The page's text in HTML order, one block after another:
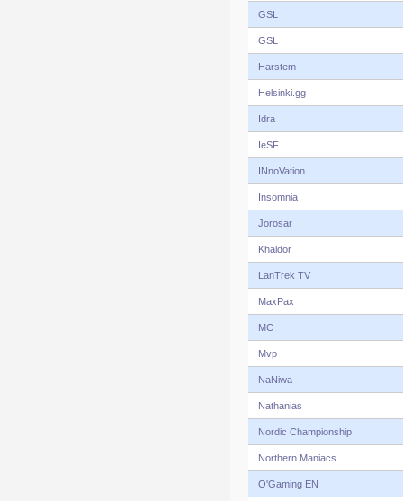
GSL
GSL
Harstem
Helsinki.gg
Idra
IeSF
INnoVation
Insomnia
Jorosar
Khaldor
LanTrek TV
MaxPax
MC
Mvp
NaNiwa
Nathanias
Nordic Championship
Northern Maniacs
O'Gaming EN